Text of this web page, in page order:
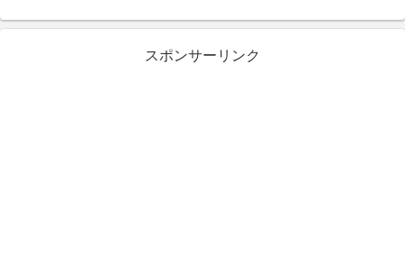
スポンサーリンク